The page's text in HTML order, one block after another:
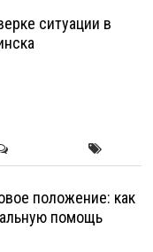
ситуации в
положение: как
помощь